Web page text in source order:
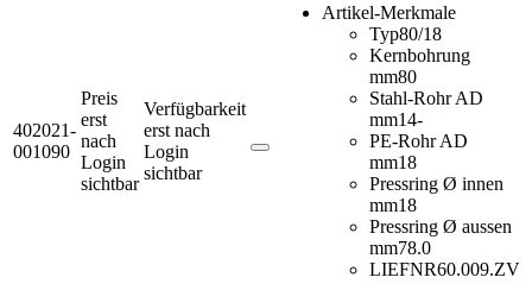
402021-
001090
Preis
erst
nach
Login
sichtbar
Verfügbarkeit
erst nach
Login
sichtbar
Artikel-Merkmale
Typ80/18
Kernbohrung
mm80
Stahl-Rohr AD
mm14-
PE-Rohr AD
mm18
Pressring Ø innen
mm18
Pressring Ø aussen
mm78.0
LIEFNR60.009.ZV